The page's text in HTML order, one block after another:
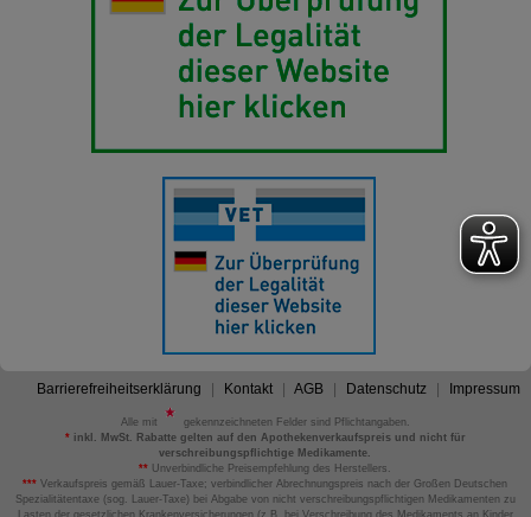
Barrierefreiheitserklärung Kontakt AGB Datenschutz Impressum
Alle mit
gekennzeichneten Felder sind Pflichtangaben.
*inkl. MwSt. Rabatte gelten auf den Apothekenverkaufspreis und nicht für
verschreibungspflichtige Medikamente.
** Unverbindliche Preisempfehlung des Herstellers.
*** Verkaufspreis gemäß Lauer-Taxe; verbindlicher Abrechnungspreis nach der Großen Deutschen
Spezialitätentaxe (sog. Lauer-Taxe) bei Abgabe von nicht verschreibungspflichtigen Medikamenten zu
Lasten der gesetzlichen Krankenversicherungen (z.B. bei Verschreibung des Medikaments an Kinder